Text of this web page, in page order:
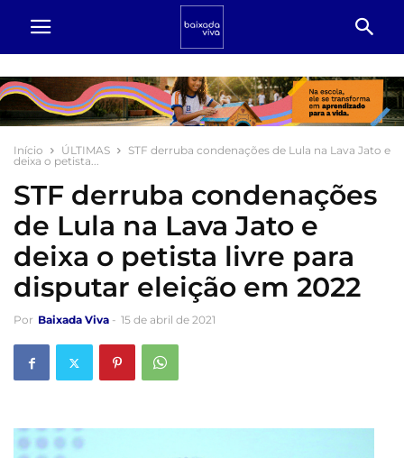
Início ÚLTIMAS
STF derruba condenações de Lula na Lava Jato e
deixa o petista...
STF derruba condenações
de Lula na Lava Jato e
deixa o petista livre para
disputar eleição em 2022
Por Baixada Viva - 15 de abril de 2021